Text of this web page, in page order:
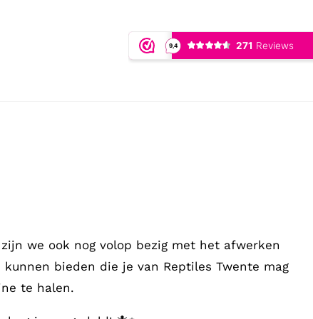
we ook nog volop bezig met het afwerken
bieden die je van Reptiles Twente mag
te halen.